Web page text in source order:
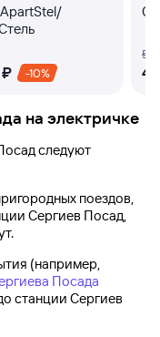
⁠₽ -10%
5
4
на электричке
следуют
поездов,
Сергиев Посад,
(например,
Посада
станции Сергиев